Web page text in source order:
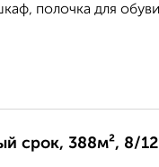
полочка для
срок, 388м², 8/